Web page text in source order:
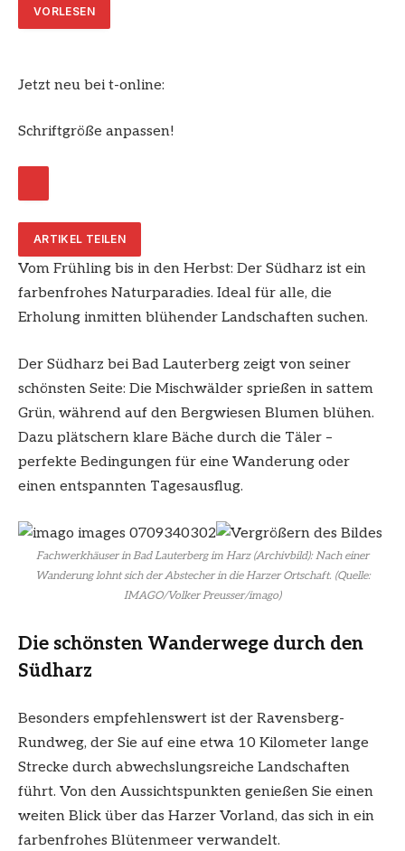
VORLESEN
Jetzt neu bei t-online:
Schriftgröße anpassen!
ARTIKEL TEILEN
Vom Frühling bis in den Herbst: Der Südharz ist ein
farbenfrohes Naturparadies. Ideal für alle, die
Erholung inmitten blühender Landschaften suchen.
Der Südharz bei Bad Lauterberg zeigt von seiner
schönsten Seite: Die Mischwälder sprießen in sattem
Grün, während auf den Bergwiesen Blumen blühen.
Dazu plätschern klare Bäche durch die Täler –
perfekte Bedingungen für eine Wanderung oder
einen entspannten Tagesausflug.
Fachwerkhäuser in Bad Lauterberg im Harz (Archivbild): Nach einer
Wanderung lohnt sich der Abstecher in die Harzer Ortschaft. (Quelle:
IMAGO/Volker Preusser/imago)
Die schönsten Wanderwege durch den
Südharz
Besonders empfehlenswert ist der Ravensberg-
Rundweg, der Sie auf eine etwa 10 Kilometer lange
Strecke durch abwechslungsreiche Landschaften
führt. Von den Aussichtspunkten genießen Sie einen
weiten Blick über das Harzer Vorland, das sich in ein
farbenfrohes Blütenmeer verwandelt.